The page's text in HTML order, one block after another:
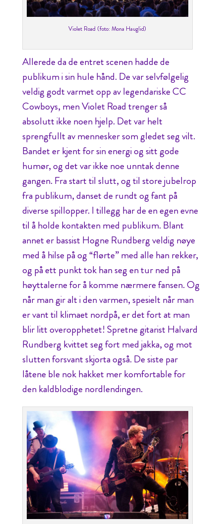
Violet Road (foto: Mona Hauglid)
Allerede da de entret scenen hadde de
publikum i sin hule hånd. De var selvfølgelig
veldig godt varmet opp av legendariske CC
Cowboys, men Violet Road trenger så
absolutt ikke noen hjelp. Det var helt
sprengfullt av mennesker som gledet seg vilt.
Bandet er kjent for sin energi og sitt gode
humør, og det var ikke noe unntak denne
gangen. Fra start til slutt, og til store jubelrop
fra publikum, danset de rundt og fant på
diverse spillopper. I tillegg har de en egen evne
til å holde kontakten med publikum. Blant
annet er bassist Hogne Rundberg veldig nøye
med å hilse på og “flørte” med alle han rekker,
og på ett punkt tok han seg en tur ned på
høyttalerne for å komme nærmere fansen. Og
når man gir alt i den varmen, spesielt når man
er vant til klimaet nordpå, er det fort at man
blir litt overopphetet! Spretne gitarist Halvard
Rundberg kvittet seg fort med jakka, og mot
slutten forsvant skjorta også. De siste par
låtene ble nok hakket mer komfortable for
den kaldblodige nordlendingen.